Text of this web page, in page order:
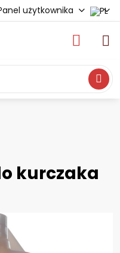
użytkownika
kurczaka